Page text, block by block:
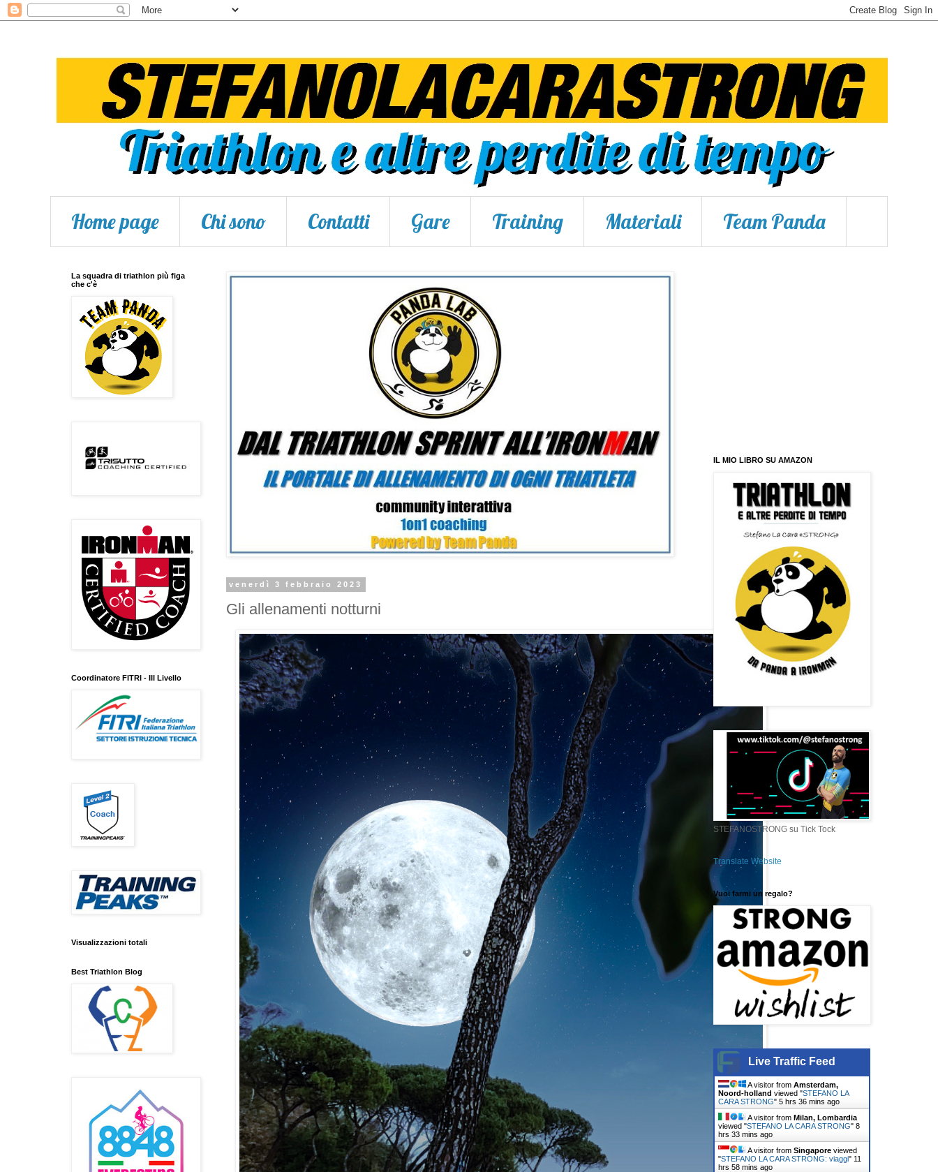
Home page Chi sono Contatti Gare Training Materiali Team Panda
venerdì 3 febbraio 2023
Gli allenamenti notturni
La squadra di triathlon più figa
che c'è
Coordinatore FITRI - III Livello
Visualizzazioni totali
Best Triathlon Blog
IL MIO LIBRO SU AMAZON
STEFANOSTRONG su Tick Tock
Translate Website
Vuoi farmi un regalo?
Live Traffic Feed
A visitor from Amsterdam,
Noord-holland viewed "STEFANO LA
CARA STRONG" 5 hrs 36 mins ago
A visitor from Milan, Lombardia
viewed "STEFANO LA CARA STRONG" 8
hrs 33 mins ago
A visitor from Singapore viewed
"STEFANO LA CARA STRONG: viaggi" 11
hrs 58 mins ago